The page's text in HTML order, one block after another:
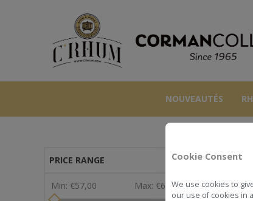
Cookie Consent
We use cookies to
our use of cookies in
NOUVEAUTÉS
PRICE RANGE
Min: €57,00 Max: €66,00